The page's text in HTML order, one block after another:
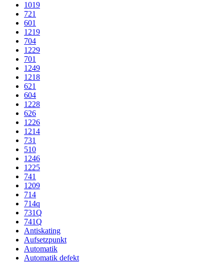
1019
721
601
1219
704
1229
701
1249
1218
621
604
1228
626
1226
1214
731
510
1246
1225
741
1209
714
714q
731Q
741Q
Antiskating
Aufsetzpunkt
Automatik
Automatik defekt